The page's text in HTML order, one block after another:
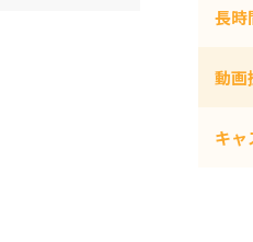
長時
動画
キャ